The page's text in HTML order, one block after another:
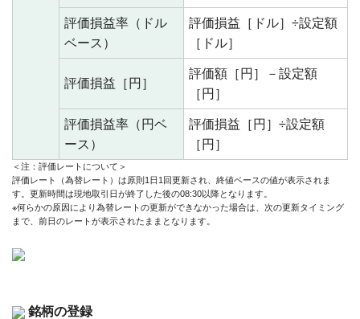
評価損益率（ドル
ベース）
評価損益［ドル］÷設定額
［ドル］
評価損益［円］
評価額［円］－設定額
［円］
評価損益率（円ベ
ース）
評価損益［円］÷設定額
［円］
＜注：評価レートについて＞
評価レート（為替レート）は原則1日1回更新され、終値ベースの値が表示されま
す。更新時間は現地取引日が終了した後の08:30以降となります。
※何らかの原因により為替レートの更新ができなかった場合は、次の更新タイミング
まで、前日のレートが表示されたままとなります。
銘柄の登録